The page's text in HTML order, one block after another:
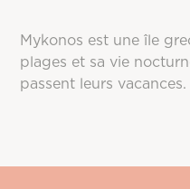
Mykonos est une île
plages et sa vie
passent leurs vacances.